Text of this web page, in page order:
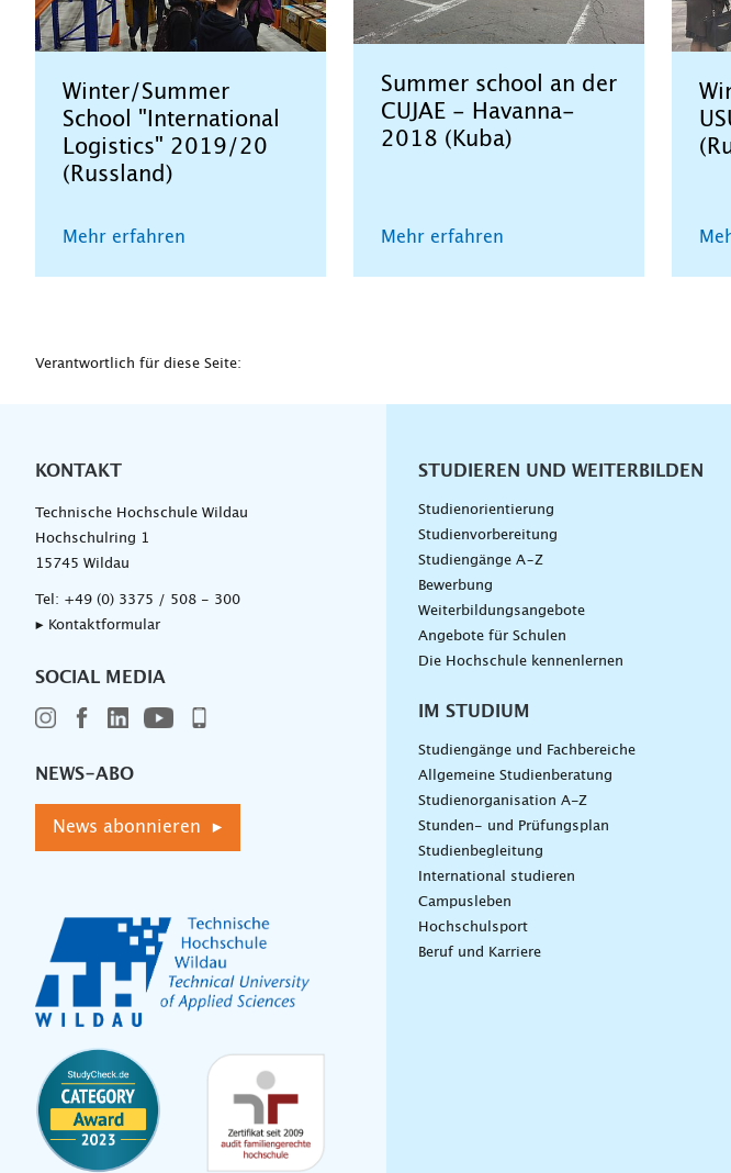
Winter/Summer
School "International
Logistics" 2019/20
(Russland)
Mehr erfahren
Summer school an der
CUJAE - Havanna-
2018 (Kuba)
Mehr erfahren
Verantwortlich für diese Seite:
KONTAKT
Technische Hochschule Wildau
Hochschulring 1
15745 Wildau
Tel: +49 (0) 3375 / 508 - 300
▸ Kontaktformular
SOCIAL MEDIA
NEWS-ABO
News abonnieren ▸
Unternavigation
STUDIEREN UND WEITERBILDEN
Studienorientierung
Studienvorbereitung
Studiengänge A–Z
Bewerbung
Weiterbildungsangebote
Angebote für Schulen
Die Hochschule kennenlernen
IM STUDIUM
Studiengänge und Fachbereiche
Allgemeine Studienberatung
Studienorganisation A-Z
Stunden- und Prüfungsplan
Studienbegleitung
International studieren
Campusleben
Hochschulsport
Beruf und Karriere